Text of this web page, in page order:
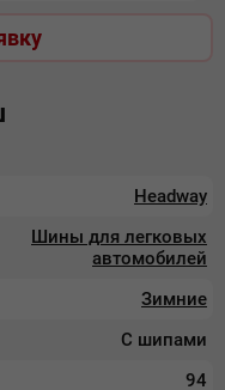
Headway
Шины для легковых
автомобилей
Зимние
С шипами
94